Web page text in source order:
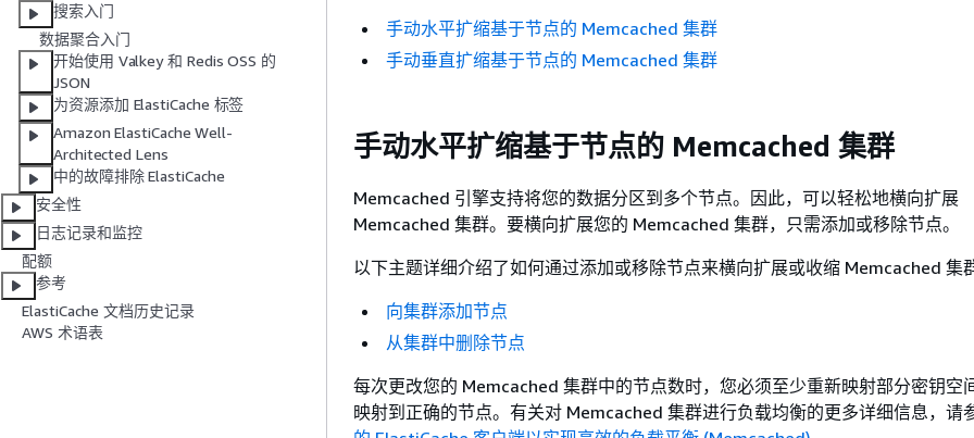
搜索入门
数据聚合入门
开始使用 Valkey 和 Redis OSS 的
JSON
为资源添加 ElastiCache 标签
Amazon ElastiCache Well-
Architected Lens
中的故障排除 ElastiCache
安全性
日志记录和监控
配额
参考
ElastiCache 文档历史记录
AWS 术语表
手动水平扩缩基于节点的 Memcached 集群
手动垂直扩缩基于节点的 Memcached 集群
手动水平扩缩基于节点的 Memcached 集群
Memcached 引擎支持将您的数据分区到多个节点。因此，可以轻松地横向扩展
Memcached 集群。要横向扩展您的 Memcached 集群，只需添加或移除节点。
以下主题详细介绍了如何通过添加或移除节点来横向扩展或收缩 Memcached 集群
向集群添加节点
从集群中删除节点
每次更改您的 Memcached 集群中的节点数时，您必须至少重新映射部分密钥空
映射到正确的节点。有关对 Memcached 集群进行负载均衡的更多详细信息，请